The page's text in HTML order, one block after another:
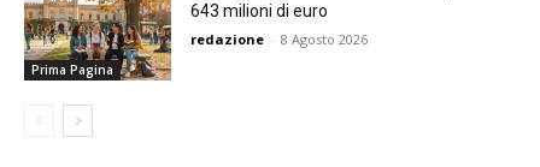
Prima Pagina
643 milioni di euro
redazione - 8 Agosto 2026